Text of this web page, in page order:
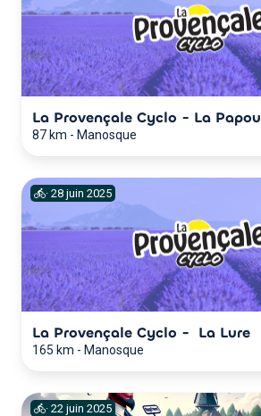
La Provençale Cyclo - La Papou
87 km - Manosque
· 28 juin 2025
La Provençale Cyclo - La Lure
165 km - Manosque
· 22 juin 2025